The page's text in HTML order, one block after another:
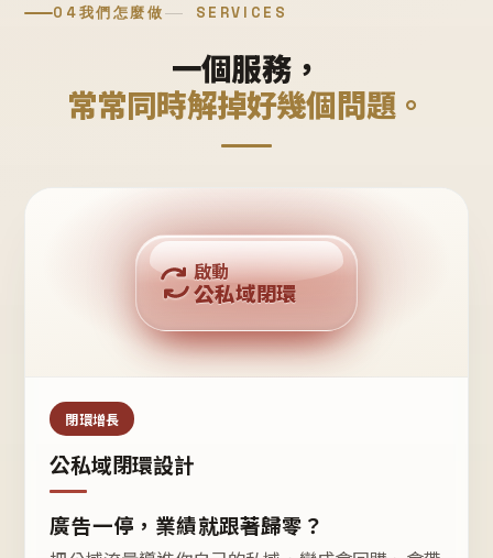
04我們怎麼做 SERVICES
一個服務，
常常同時解掉好幾個問題。
公域流量
私域鐵粉
回購複利
啟動
公私域閉環
閉環增長
公私域閉環設計
廣告一停，業績就跟著歸零？